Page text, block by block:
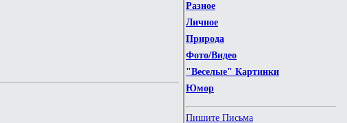
Разное
Личное
Природа
Фото/Видео
"Веселые" Картинки
Юмор
Пишите Письма